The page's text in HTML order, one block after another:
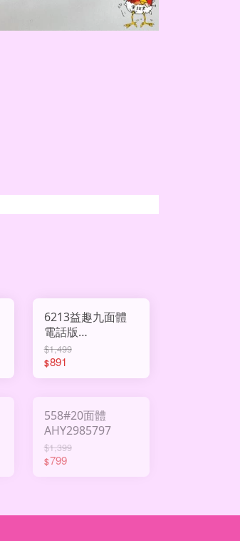
6213益趣九面體
電話版
AHY3000706
$1,499
$891
558#20面體
AHY2985797
$1,399
$799